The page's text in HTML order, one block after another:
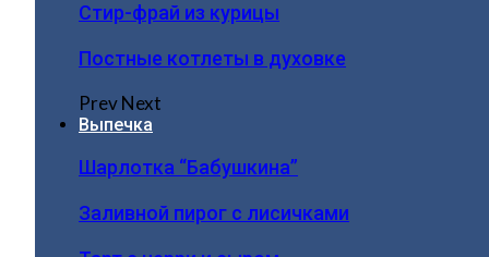
Стир-фрай из курицы
Постные котлеты в духовке
PrevNext
Выпечка
Шарлотка “Бабушкина”
Заливной пирог с лисичками